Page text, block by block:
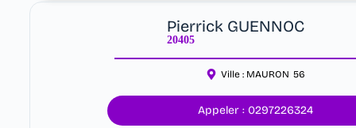
Pierrick GUENNOC
20405
Ville : MAURON 56
Appeler : 0297226324